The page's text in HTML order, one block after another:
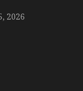
2026